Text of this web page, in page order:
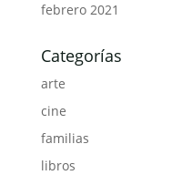
febrero 2021
Categorías
arte
cine
familias
libros